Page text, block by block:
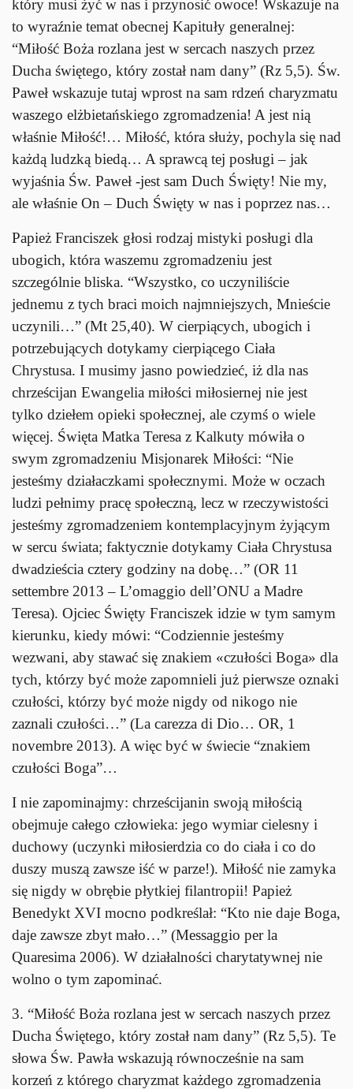
który musi żyć w nas i przynosić owoce! Wskazuje na
to wyraźnie temat obecnej Kapituły generalnej:
“Miłość Boża rozlana jest w sercach naszych przez
Ducha świętego, który został nam dany” (Rz 5,5). Św.
Paweł wskazuje tutaj wprost na sam rdzeń charyzmatu
waszego elżbietańskiego zgromadzenia! A jest nią
właśnie Miłość!… Miłość, która służy, pochyla się nad
każdą ludzką biedą… A sprawcą tej posługi – jak
wyjaśnia Św. Paweł -jest sam Duch Święty! Nie my,
ale właśnie On – Duch Święty w nas i poprzez nas…
Papież Franciszek głosi rodzaj mistyki posługi dla
ubogich, która waszemu zgromadzeniu jest
szczególnie bliska. “Wszystko, co uczyniliście
jednemu z tych braci moich najmniejszych, Mnieście
uczynili…” (Mt 25,40). W cierpiących, ubogich i
potrzebujących dotykamy cierpiącego Ciała
Chrystusa. I musimy jasno powiedzieć, iż dla nas
chrześcijan Ewangelia miłości miłosiernej nie jest
tylko dziełem opieki społecznej, ale czymś o wiele
więcej. Święta Matka Teresa z Kalkuty mówiła o
swym zgromadzeniu Misjonarek Miłości: “Nie
jesteśmy działaczkami społecznymi. Może w oczach
ludzi pełnimy pracę społeczną, lecz w rzeczywistości
jesteśmy zgromadzeniem kontemplacyjnym żyjącym
w sercu świata; faktycznie dotykamy Ciała Chrystusa
dwadzieścia cztery godziny na dobę…” (OR 11
settembre 2013 – L’omaggio dell’ONU a Madre
Teresa). Ojciec Święty Franciszek idzie w tym samym
kierunku, kiedy mówi: “Codziennie jesteśmy
wezwani, aby stawać się znakiem «czułości Boga» dla
tych, którzy być może zapomnieli już pierwsze oznaki
czułości, którzy być może nigdy od nikogo nie
zaznali czułości…” (La carezza di Dio… OR, 1
novembre 2013). A więc być w świecie “znakiem
czułości Boga”…
I nie zapominajmy: chrześcijanin swoją miłością
obejmuje całego człowieka: jego wymiar cielesny i
duchowy (uczynki miłosierdzia co do ciała i co do
duszy muszą zawsze iść w parze!). Miłość nie zamyka
się nigdy w obrębie płytkiej filantropii! Papież
Benedykt XVI mocno podkreślał: “Kto nie daje Boga,
daje zawsze zbyt mało…” (Messaggio per la
Quaresima 2006). W działalności charytatywnej nie
wolno o tym zapominać.
3. “Miłość Boża rozlana jest w sercach naszych przez
Ducha Świętego, który został nam dany” (Rz 5,5). Te
słowa Św. Pawła wskazują równocześnie na sam
korzeń z którego charyzmat każdego zgromadzenia